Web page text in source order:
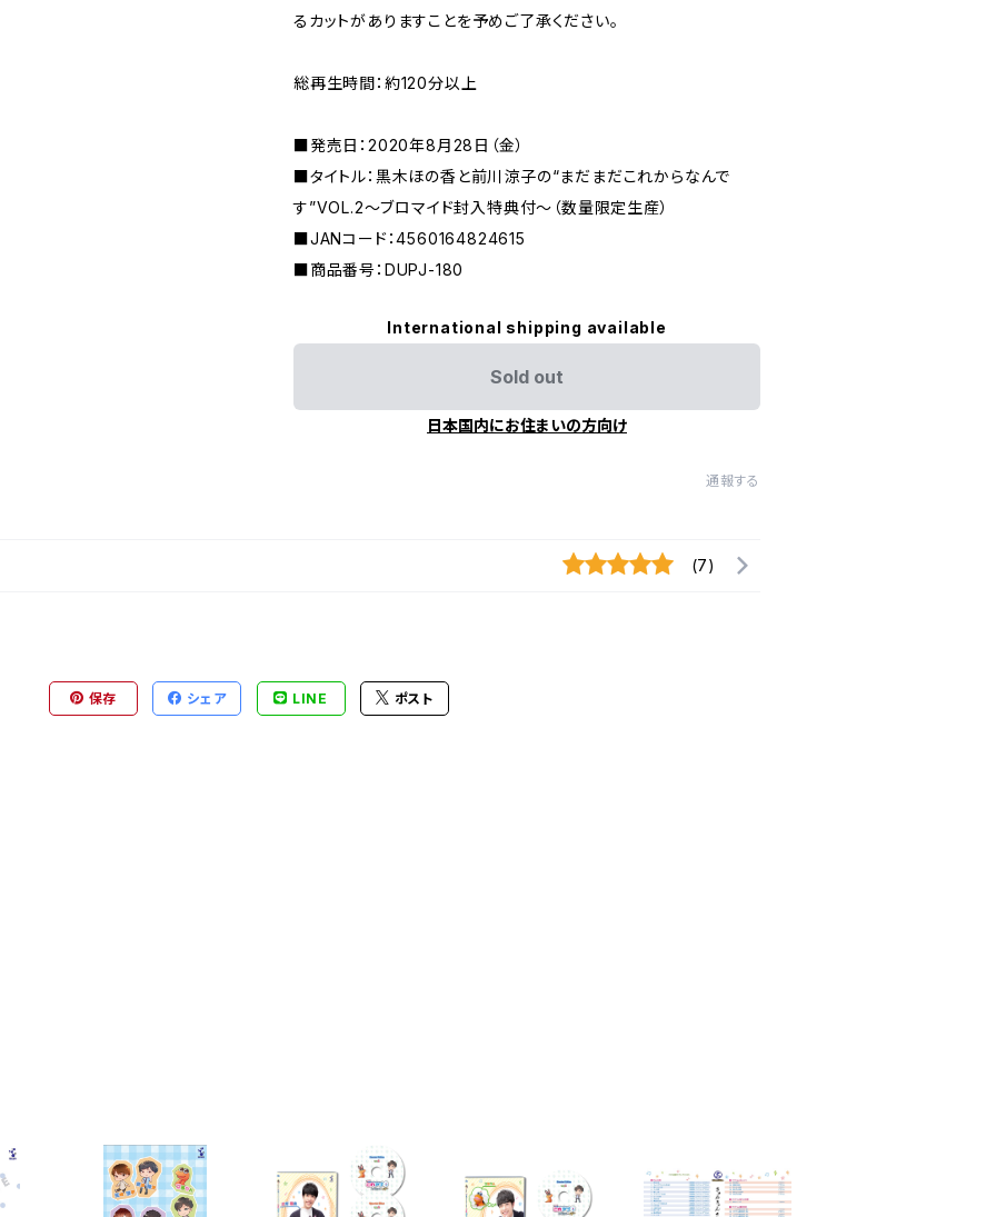
るカットがありますことを予めご了承ください。
総再生時間：約120分以上
■発売日：2020年8月28日（金）
■タイトル：黒木ほの香と前川涼子の“まだまだこれからなんで
す”VOL.2～ブロマイド封入特典付～（数量限定生産）
■JANコード：4560164824615
■商品番号：DUPJ-180
International shipping available
Sold out
日本国内にお住まいの方向け
通報する
(7)
保存 シェア LINE ポスト